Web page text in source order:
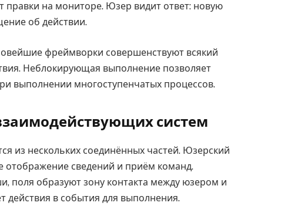
правки на мониторе. Юзер видит ответ: новую
об действии.
фреймворки совершенствуют всякий
Неблокирующая выполнение позволяет
выполнении многоступенчатых процессов.
систем
из нескольких соединённых частей. Юзерский
отображение сведений и приём команд.
поля образуют зону контакта между юзером и
действия в события для выполнения.